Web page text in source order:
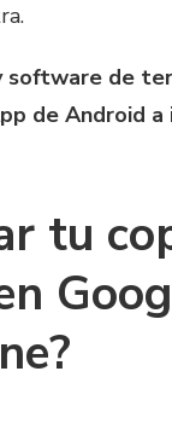
software de
de Android a
tu